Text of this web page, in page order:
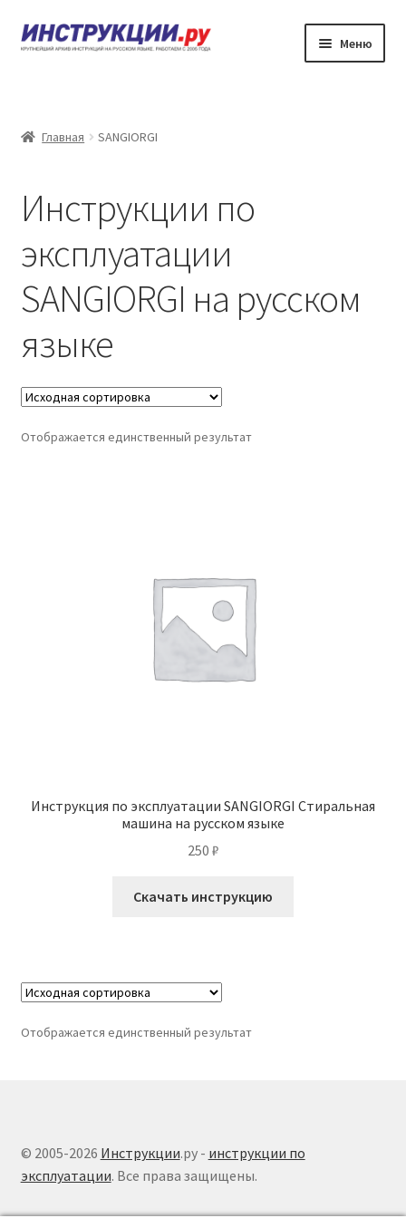
Перейти
к
Перейти
к
Меню
Каталог инструкций по эксплуатации
Личный кабинет
Главная SANGIORGI
Инструкции по
эксплуатации
SANGIORGI на русском
языке
Отображается единственный результат
Инструкция по эксплуатации SANGIORGI Стиральная
машина на русском языке
250 ₽
Скачать инструкцию
Отображается единственный результат
© 2005-2026 Инструкции.ру - инструкции по
эксплуатации. Все права защищены.